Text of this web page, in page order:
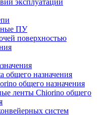
ПУ
поверхностью
общего назначения
общего назначения
ленты Chiorino общего
систем